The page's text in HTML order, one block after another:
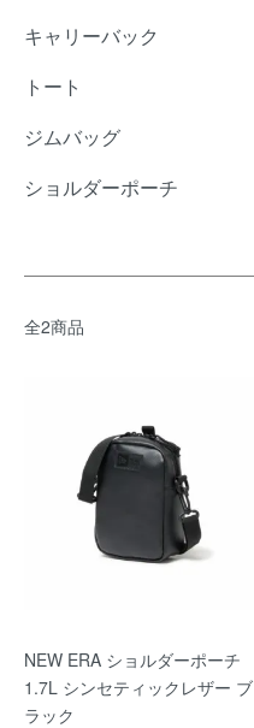
キャリーバック
トート
ジムバッグ
ショルダーポーチ
全2商品
NEW ERA ショルダーポーチ
1.7L シンセティックレザー ブ
ラック